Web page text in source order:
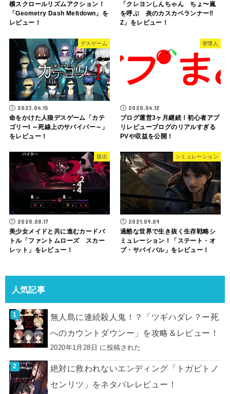
横スクロールリズムアクション！
「Geometry Dash Meltdown」を
レビュー！
「クレヨンしんちゃん ちょ〜嵐
を呼ぶ 炎のカスカベランナー‼︎
Z」をレビュー！
デスゲーム
2023.04.15
命をかけた人狼デスゲーム「カテ
ゴリーI ～死線上のサバイバー～」
をレビュー！
管理人
2020.04.12
ブログ運営3ヶ月継続！初心者アプ
リレビューブログのリアルすぎる
PVや収益を公開！
脱出
2020.08.17
美少女メイドと共に進むカードバ
トル「ファントムローズ スカー
レット」をレビュー！
シミュレーション
2021.09.09
過酷な世界で生き抜く生存戦略シ
ミュレーション！「ステート・オ
ブ・サバイバル」をレビュー！
人気記事
無人島に連続殺人鬼！？「ツギハダレ？ー死
へのカウントダウンー」を攻略＆レビュー！
2020年1月28日 に投稿された
絶対に救われないエンディング「トガビトノ
センリツ」をネタバレレビュー！